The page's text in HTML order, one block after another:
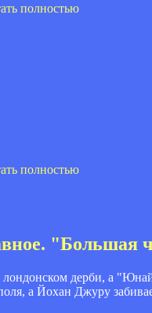
полностью
полностью
"Большая
дерби, а
а Йохан Джуру